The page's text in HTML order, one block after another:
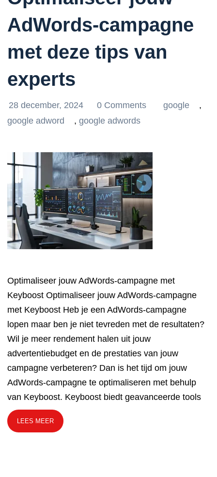
AdWords-campagne
met deze tips van
experts
28 december, 2024 0 Comments google
,
google adword
, google adwords
Optimaliseer jouw AdWords-campagne met
Keyboost Optimaliseer jouw AdWords-campagne
met Keyboost Heb je een AdWords-campagne
lopen maar ben je niet tevreden met de resultaten?
Wil je meer rendement halen uit jouw
advertentiebudget en de prestaties van jouw
campagne verbeteren? Dan is het tijd om jouw
AdWords-campagne te optimaliseren met behulp
van Keyboost. Keyboost biedt geavanceerde tools
LEES MEER